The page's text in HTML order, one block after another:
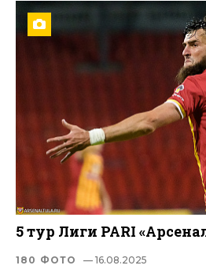
5 тур Лиги PARI
180 ФОТО — 16.08.2025